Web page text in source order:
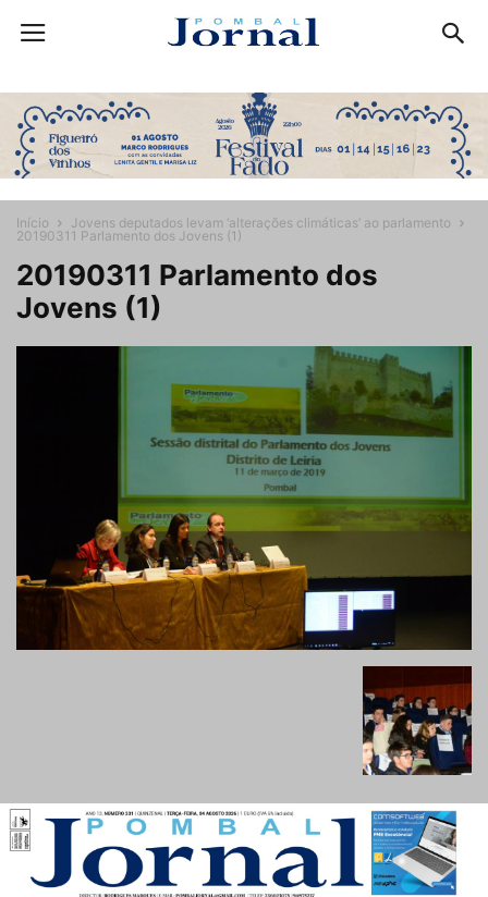
Início
Jovens deputados levam ‘alterações climáticas’ ao parlamento
20190311 Parlamento dos Jovens (1)
20190311 Parlamento dos
Jovens (1)